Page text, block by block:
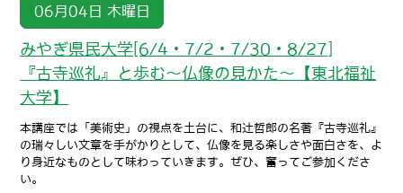
06月04日 木曜日
みやぎ県民大学[6/4・7/2・7/30・8/27]
『古寺巡礼』と歩む～仏像の見かた～【東北福祉
大学】
本講座では「美術史」の視点を土台に、和辻哲郎の名著『古寺巡礼』
の瑞々しい文章を手がかりとして、仏像を見る楽しさや面白さを、よ
り身近なものとして味わっていきます。ぜひ、奮ってご参加くださ
い。